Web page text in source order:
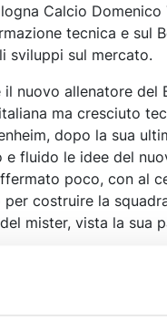
Calcio
tecnica e sul
sviluppi sul mercato.
il nuovo allenatore
ma cresciuto
dopo la sua
fluido le idee del
poco, con al
costruire la
mister, vista la sua